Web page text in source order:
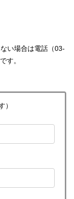
い場合は電話（03-
す。
）